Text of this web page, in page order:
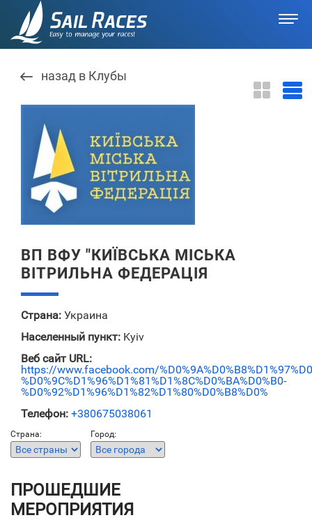
назад в Клубы
ВП ВФУ "КИЇВСЬКА МІСЬКА
ВІТРИЛЬНА ФЕДЕРАЦІЯ
Страна: Украина
Населенный пункт: Kyiv
Веб сайт URL:
https://www.facebook.com/
%D0%9C%D1%96%D1%81%D1%8C%D0%BA%D0%B0-
%D0%92%D1%96%D1%82%D1%80%D0%B8%D0%
Телефон: +380675038061
Страна: Город:
ПРОШЕДШИЕ
МЕРОПРИЯТИЯ